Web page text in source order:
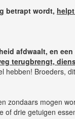
betrapt wordt,
afdwaalt, en
terugbrengt,
hebben! Broeders,
zondaars mogen
of drie getuigen